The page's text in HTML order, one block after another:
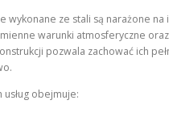
wykonane ze stali są narażone na
warunki atmosferyczne
pozwala zachować ich
usług obejmuje: